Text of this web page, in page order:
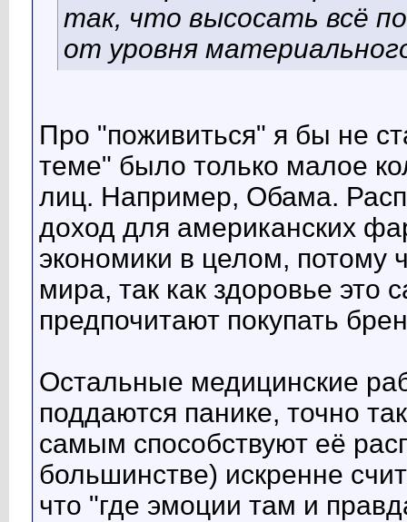
так, что высосать всё
от уровня
Про "поживиться" я бы не
теме" было только малое
лиц. Например, Обама.
доход для американских
экономики в целом, потому
мира, так как здоровье
предпочитают покупать
Остальные медицинские
поддаются панике, точно
самым способствуют её
большинстве) искренне
что "где эмоции там и